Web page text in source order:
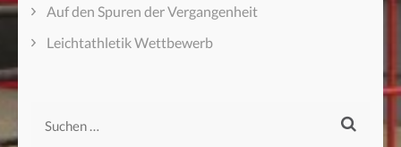
Auf den Spuren der Vergangenheit
Leichtathletik Wettbewerb
Suchen